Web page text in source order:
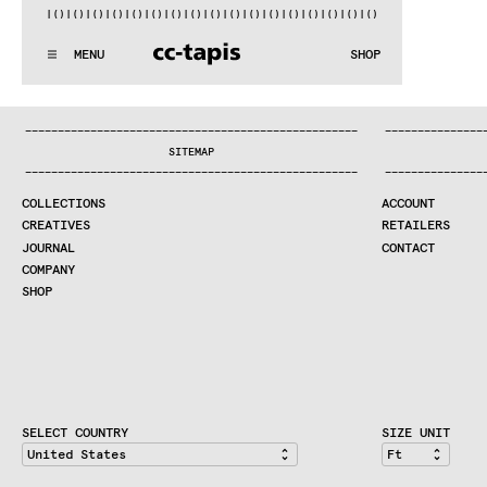
MENU SHOP
)|() |() |() |() |() |() |() |() |() |() |() |() |() |() |() |() |(
:..:^:..:^:. .:^:..:^:..:^:..:^:. .:^:..:^
WE MAKE RUGS
COMPANY
CONTRACT DIVISION
SHOP
———————————————————————————————————————————————————
SITEMAP
———————————————————————————————————————————————————
COLLECTIONS
CREATIVES
JOURNAL
COMPANY
SHOP
———————————————
———————————————
ACCOUNT
RETAILERS
CONTACT
SELECT COUNTRY SIZE UNIT